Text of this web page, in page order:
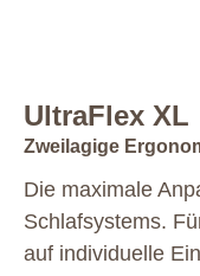
UltraFlex XL
Zweilagige
Die maximale
Schlafsystems.
auf individuelle